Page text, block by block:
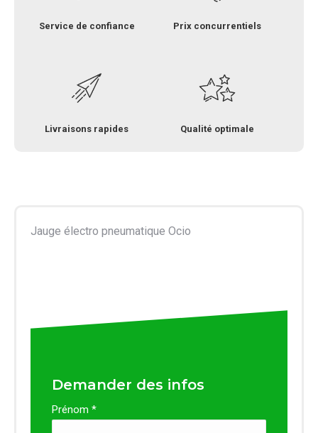
Service de confiance Prix concurrentiels
Livraisons rapides Qualité optimale
Jauge électro pneumatique Ocio
Demander des infos
Prénom *